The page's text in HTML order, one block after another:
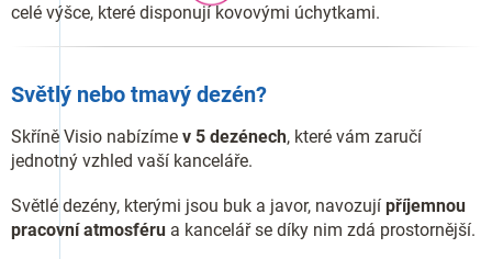
celé výšce, které disponují kovovými úchytkami.
Světlý nebo tmavý dezén?
Skříně Visio nabízíme v 5 dezénech, které vám zaručí
jednotný vzhled vaší kanceláře.
Světlé dezény, kterými jsou buk a javor, navozují příjemnou
pracovní atmosféru a kancelář se díky nim zdá prostornější.